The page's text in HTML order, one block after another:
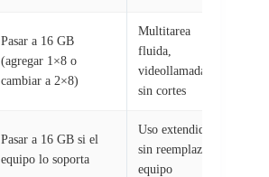
Pasar a 16 GB
(agregar 1×8 o
cambiar a 2×8)
Multitarea
fluida,
videollamadas
sin cortes
Pasar a 16 GB si el
equipo lo soporta
Uso extendido
sin reemplazar el
equipo